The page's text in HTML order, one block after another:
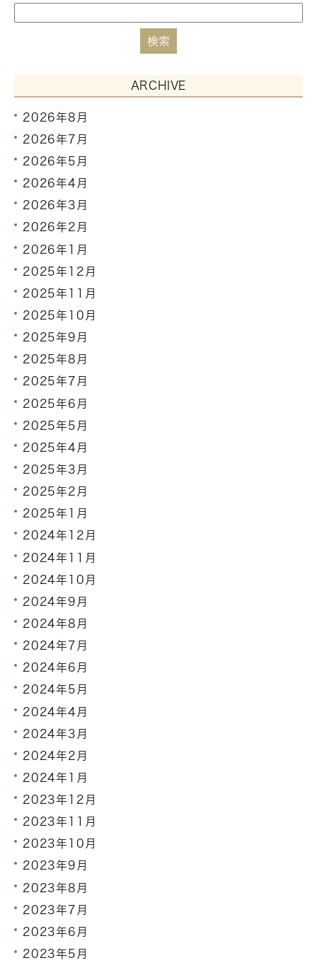
ARCHIVE
2026年8月
2026年7月
2026年5月
2026年4月
2026年3月
2026年2月
2026年1月
2025年12月
2025年11月
2025年10月
2025年9月
2025年8月
2025年7月
2025年6月
2025年5月
2025年4月
2025年3月
2025年2月
2025年1月
2024年12月
2024年11月
2024年10月
2024年9月
2024年8月
2024年7月
2024年6月
2024年5月
2024年4月
2024年3月
2024年2月
2024年1月
2023年12月
2023年11月
2023年10月
2023年9月
2023年8月
2023年7月
2023年6月
2023年5月